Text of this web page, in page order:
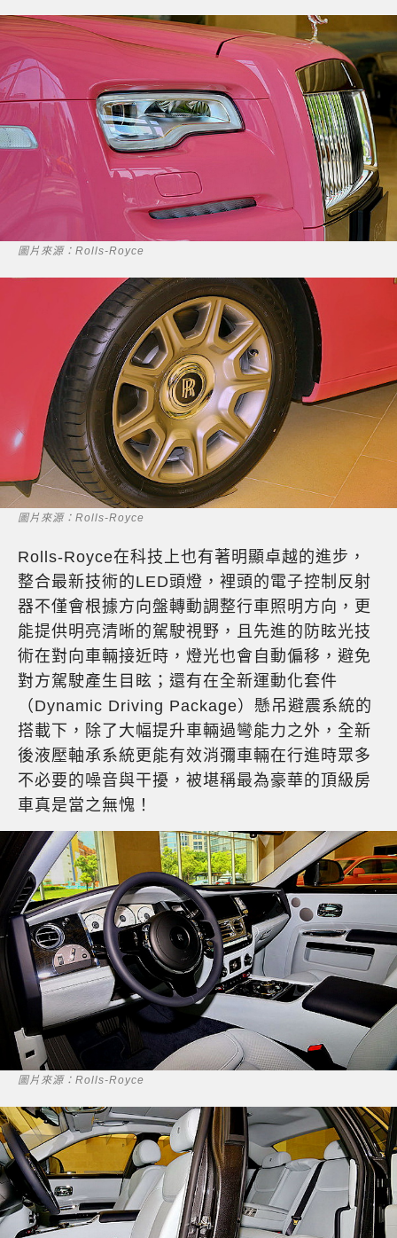
圖片來源：Rolls-Royce
圖片來源：Rolls-Royce
Rolls-Royce在科技上也有著明顯卓越的進步，
整合最新技術的LED頭燈，裡頭的電子控制反射
器不僅會根據方向盤轉動調整行車照明方向，更
能提供明亮清晰的駕駛視野，且先進的防眩光技
術在對向車輛接近時，燈光也會自動偏移，避免
對方駕駛產生目眩；還有在全新運動化套件
（Dynamic Driving Package）懸吊避震系統的
搭載下，除了大幅提升車輛過彎能力之外，全新
後液壓軸承系統更能有效消彌車輛在行進時眾多
不必要的噪音與干擾，被堪稱最為豪華的頂級房
車真是當之無愧！
圖片來源：Rolls-Royce